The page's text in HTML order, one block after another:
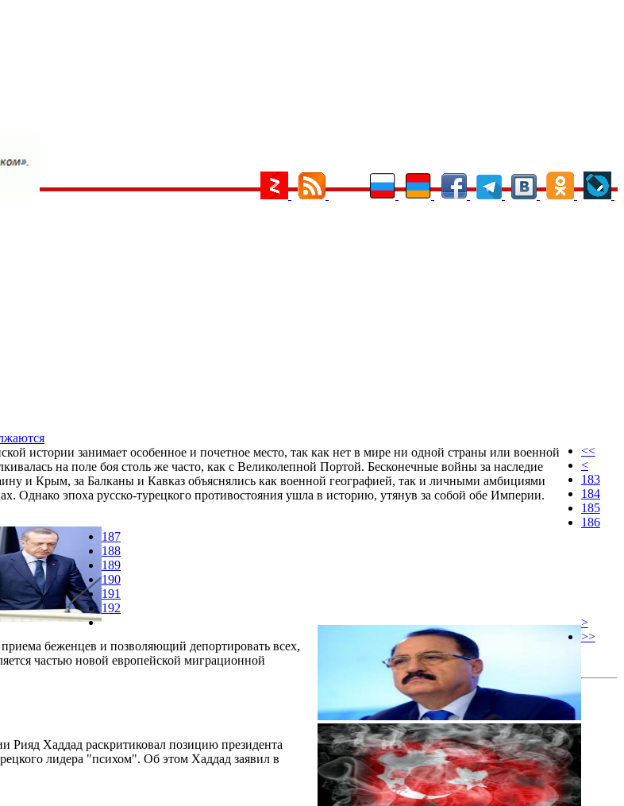
истории занимает особенное и почетное место, так как нет в мире ни одной страны или военной
на поле боя столь же часто, как с Великолепной Портой. Бесконечные войны за наследие
и Крым, за Балканы и Кавказ объяснялись как военной географией, так и личными амбициями
Однако эпоха русско-турецкого противостояния ушла в историю, утянув за собой обе Империи.
беженцев и позволяющий депортировать всех,
частью новой европейской миграционной
Хаддад раскритиковал позицию президента
лидера "психом". Об этом Хаддад заявил в
<<
<
183
184
185
186
187
188
189
190
191
192
>
>>